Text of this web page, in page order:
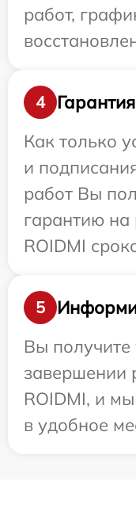
работ,
4
Гарантия
Как только
и
работ Вы
гарантию на
ROIDMI
5
Вы
завершении
ROIDMI, и
в удобное